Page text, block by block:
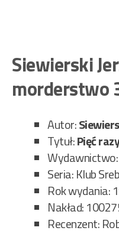
Siewierski
morderstwo
Autor:
Tytuł:Pięć
Wydawnictwo:
Seria: Klub
Rok wydania:
Nakład:
Recenzent: